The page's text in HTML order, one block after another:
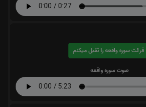
قرائت سوره واقعه را تقبل میکنم
صوت سوره واقعه